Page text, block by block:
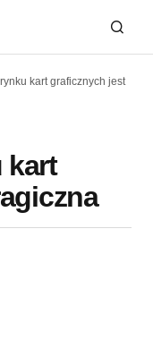
kart graficznych jest
kart